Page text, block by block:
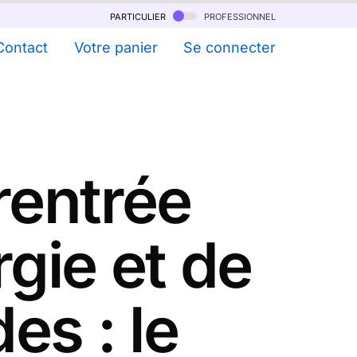
particulier professionnel
Votre panier Se connecter
et de
: le